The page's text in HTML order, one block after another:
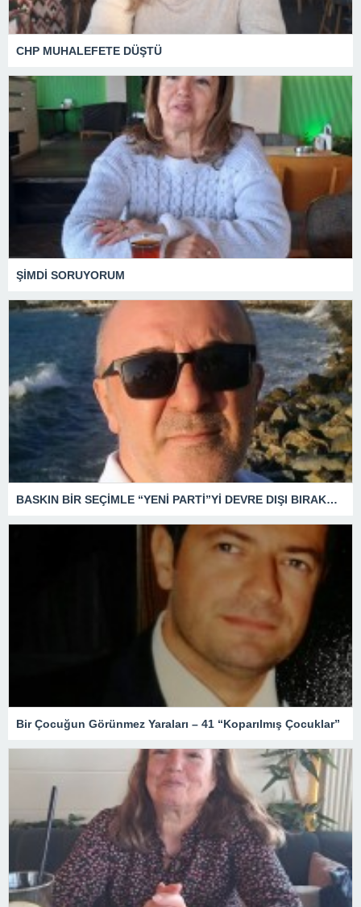
CHP MUHALEFETE DÜŞTÜ
ŞİMDİ SORUYORUM
BASKIN BİR SEÇİMLE “YENİ PARTİ”Yİ DEVRE DIŞI BIRAKMAK İÇİN DÜĞMEYE Mİ BASILDI?
Bir Çocuğun Görünmez Yaraları – 41 “Koparılmış Çocuklar”